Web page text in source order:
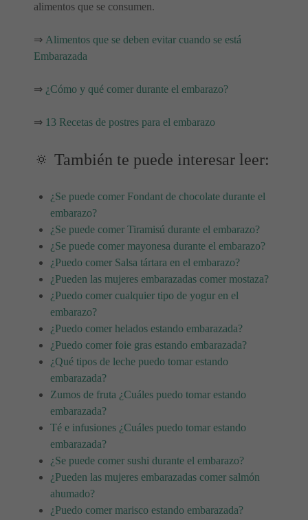
alimentos que se consumen.
⇒ Alimentos que se deben evitar cuando se está
Embarazada
⇒ ¿Cómo y qué comer durante el embarazo?
⇒ 13 Recetas de postres para el embarazo
🔅 También te puede interesar leer:
¿Se puede comer Fondant de chocolate durante el
embarazo?
¿Se puede comer Tiramisú durante el embarazo?
¿Se puede comer mayonesa durante el embarazo?
¿Puedo comer Salsa tártara en el embarazo?
¿Pueden las mujeres embarazadas comer mostaza?
¿Puedo comer cualquier tipo de yogur en el
embarazo?
¿Puedo comer helados estando embarazada?
¿Puedo comer foie gras estando embarazada?
¿Qué tipos de leche puedo tomar estando
embarazada?
Zumos de fruta ¿Cuáles puedo tomar estando
embarazada?
Té e infusiones ¿Cuáles puedo tomar estando
embarazada?
¿Se puede comer sushi durante el embarazo?
¿Pueden las mujeres embarazadas comer salmón
ahumado?
¿Puedo comer marisco estando embarazada?